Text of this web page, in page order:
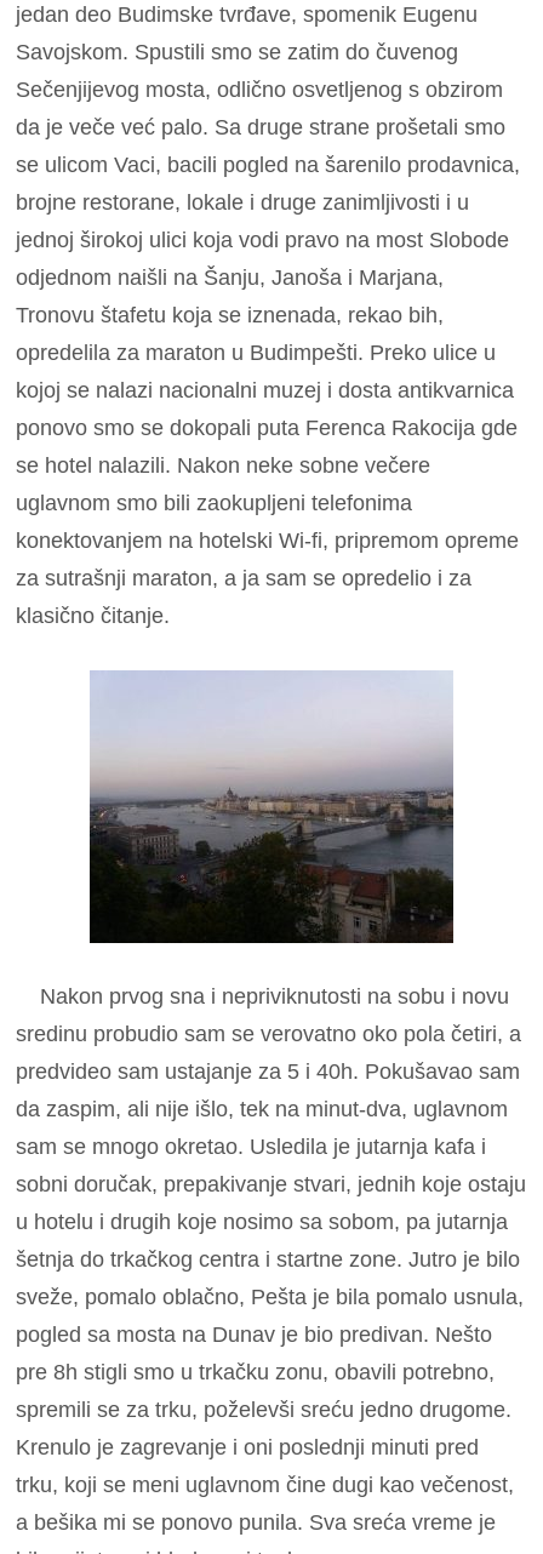
jedan deo Budimske tvrđave, spomenik Eugenu
Savojskom. Spustili smo se zatim do čuvenog
Sečenjijevog mosta, odlično osvetljenog s obzirom
da je veče već palo. Sa druge strane prošetali smo
se ulicom Vaci, bacili pogled na šarenilo prodavnica,
brojne restorane, lokale i druge zanimljivosti i u
jednoj širokoj ulici koja vodi pravo na most Slobode
odjednom naišli na Šanju, Janoša i Marjana,
Tronovu štafetu koja se iznenada, rekao bih,
opredelila za maraton u Budimpešti. Preko ulice u
kojoj se nalazi nacionalni muzej i dosta antikvarnica
ponovo smo se dokopali puta Ferenca Rakocija gde
se hotel nalazili. Nakon neke sobne večere
uglavnom smo bili zaokupljeni telefonima
konektovanjem na hotelski Wi-fi, pripremom opreme
za sutrašnji maraton, a ja sam se opredelio i za
klasično čitanje.
Nakon prvog sna i nepriviknutosti na sobu i novu
sredinu probudio sam se verovatno oko pola četiri, a
predvideo sam ustajanje za 5 i 40h. Pokušavao sam
da zaspim, ali nije išlo, tek na minut-dva, uglavnom
sam se mnogo okretao. Usledila je jutarnja kafa i
sobni doručak, prepakivanje stvari, jednih koje ostaju
u hotelu i drugih koje nosimo sa sobom, pa jutarnja
šetnja do trkačkog centra i startne zone. Jutro je bilo
sveže, pomalo oblačno, Pešta je bila pomalo usnula,
pogled sa mosta na Dunav je bio predivan. Nešto
pre 8h stigli smo u trkačku zonu, obavili potrebno,
spremili se za trku, poželevši sreću jedno drugome.
Krenulo je zagrevanje i oni poslednji minuti pred
trku, koji se meni uglavnom čine dugi kao večenost,
a bešika mi se ponovo punila. Sva sreća vreme je